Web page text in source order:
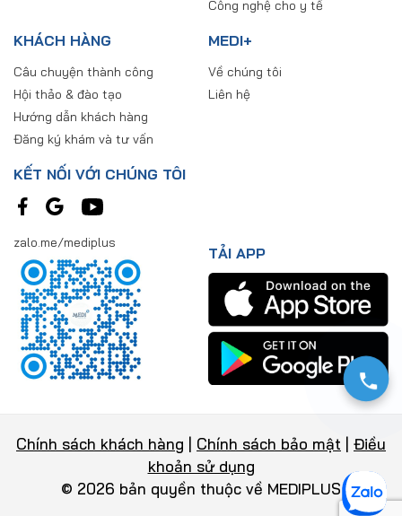
Công nghệ cho y tế
KHÁCH HÀNG
Câu chuyện thành công
Hội thảo & đào tạo
Hướng dẫn khách hàng
Đăng ký khám và tư vấn
MEDI+
Về chúng tôi
Liên hệ
KẾT NỐI VỚI CHÚNG TÔI
zalo.me/mediplus
TẢI APP
Chính sách khách hàng Chính sách bảo mật
Điều
khoản sử dụng
© 2026 bản quyền thuộc về MEDIPLUS